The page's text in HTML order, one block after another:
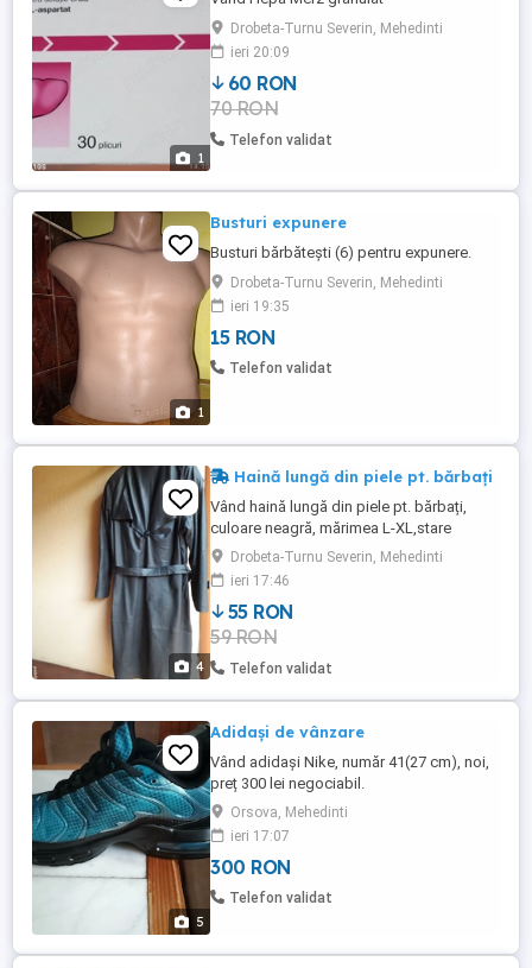
1
Drobeta-Turnu Severin, Mehedinti
ieri 20:09
60 RON
70 RON
Telefon validat
1
Busturi expunere
Busturi bărbătești (6) pentru expunere.
Drobeta-Turnu Severin, Mehedinti
ieri 19:35
15 RON
Telefon validat
4
Haină lungă din piele pt. bărbați
Vând haină lungă din piele pt. bărbați,
culoare neagră, mărimea L-XL,stare
impecabilă, fără uzură sau defecte. Poze
reale! Trimit și în țară cu plata transportului
în avans!... Preț: 55 lei,negociabil!...
Drobeta-Turnu Severin, Mehedinti
ieri 17:46
55 RON
59 RON
Telefon validat
5
Adidași de vânzare
Vând adidași Nike, număr 41(27 cm), noi,
preț 300 lei negociabil.
Orsova, Mehedinti
ieri 17:07
300 RON
Telefon validat